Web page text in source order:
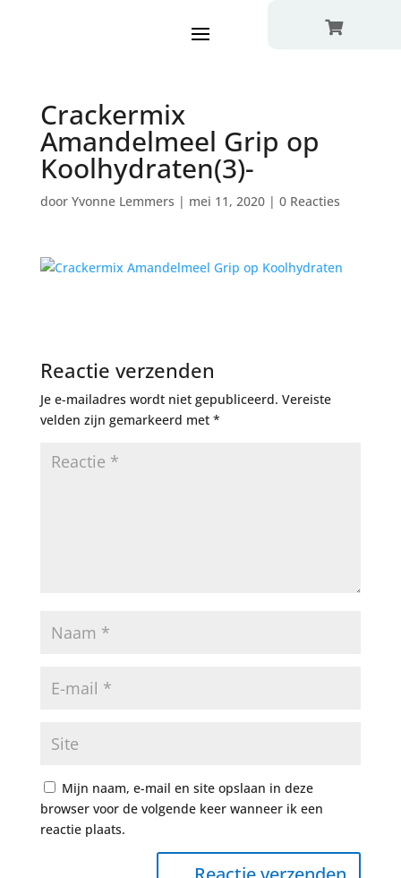

Crackermix
Amandelmeel Grip op
Koolhydraten(3)-
door Yvonne Lemmers | mei 11, 2020| 0 Reacties
Reactie verzenden
Je e-mailadres wordt niet gepubliceerd. Vereiste
velden zijn gemarkeerd met *
Mijn naam, e-mail en site opslaan in deze
browser voor de volgende keer wanneer ik een
reactie plaats.